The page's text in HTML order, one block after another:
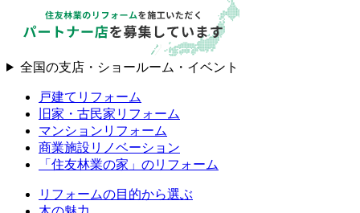
全国の支店・ショールーム・イベント
戸建てリフォーム
旧家・古民家リフォーム
マンションリフォーム
商業施設リノベーション
「住友林業の家」のリフォーム
リフォームの目的から選ぶ